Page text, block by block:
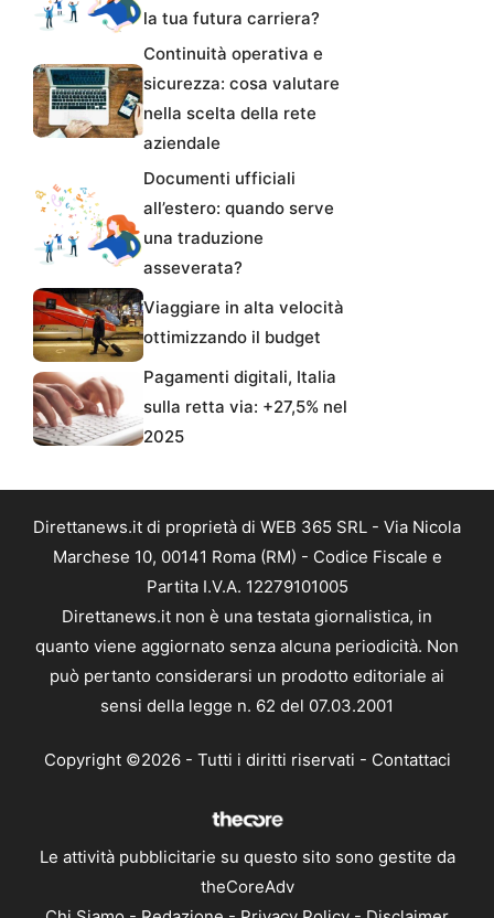
la tua futura carriera?
Continuità operativa e
sicurezza: cosa valutare
nella scelta della rete
aziendale
Documenti ufficiali
all’estero: quando serve
una traduzione
asseverata?
Viaggiare in alta velocità
ottimizzando il budget
Pagamenti digitali, Italia
sulla retta via: +27,5% nel
2025
Direttanews.it di proprietà di WEB 365 SRL - Via Nicola
Marchese 10, 00141 Roma (RM) - Codice Fiscale e
Partita I.V.A. 12279101005
Direttanews.it non è una testata giornalistica, in
quanto viene aggiornato senza alcuna periodicità. Non
può pertanto considerarsi un prodotto editoriale ai
sensi della legge n. 62 del 07.03.2001
Copyright ©2026 - Tutti i diritti riservati - Contattaci
Le attività pubblicitarie su questo sito sono gestite da
theCoreAdv